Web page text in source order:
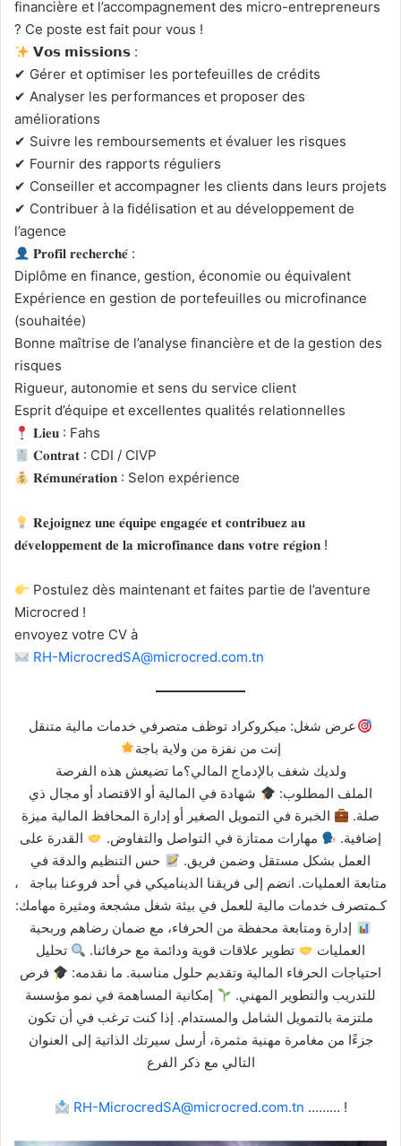
financière et l’accompagnement des micro-entrepreneurs
? Ce poste est fait pour vous !
𝗩𝗼𝘀 𝗺𝗶𝘀𝘀𝗶𝗼𝗻𝘀 :
✔ Gérer et optimiser les portefeuilles de crédits
✔ Analyser les performances et proposer des
améliorations
✔ Suivre les remboursements et évaluer les risques
✔ Fournir des rapports réguliers
✔ Conseiller et accompagner les clients dans leurs projets
✔ Contribuer à la fidélisation et au développement de
l’agence
𝐏𝐫𝐨𝐟𝐢𝐥 𝐫𝐞𝐜𝐡𝐞𝐫𝐜𝐡𝐞́ :
Diplôme en finance, gestion, économie ou équivalent
Expérience en gestion de portefeuilles ou microfinance
(souhaitée)
Bonne maîtrise de l’analyse financière et de la gestion des
risques
Rigueur, autonomie et sens du service client
Esprit d’équipe et excellentes qualités relationnelles
𝐋𝐢𝐞𝐮 : Fahs
𝐂𝐨𝐧𝐭𝐫𝐚𝐭 : CDI / CIVP
𝐑𝐞́𝐦𝐮𝐧𝐞́𝐫𝐚𝐭𝐢𝐨𝐧 : Selon expérience
𝐑𝐞𝐣𝐨𝐢𝐠𝐧𝐞𝐳 𝐮𝐧𝐞 𝐞́𝐪𝐮𝐢𝐩𝐞 𝐞𝐧𝐠𝐚𝐠𝐞́𝐞 𝐞𝐭 𝐜𝐨𝐧𝐭𝐫𝐢𝐛𝐮𝐞𝐳 𝐚𝐮
𝐝𝐞́𝐯𝐞𝐥𝐨𝐩𝐩𝐞𝐦𝐞𝐧𝐭 𝐝𝐞 𝐥𝐚 𝐦𝐢𝐜𝐫𝐨𝐟𝐢𝐧𝐚𝐧𝐜𝐞 𝐝𝐚𝐧𝐬 𝐯𝐨𝐭𝐫𝐞 𝐫𝐞́𝐠𝐢𝐨𝐧 !
Postulez dès maintenant et faites partie de l’aventure
Microcred !
envoyez votre CV à
RH-MicrocredSA@microcred.com.tn
عرض شغل: ميكروكراد توظف متصرفي خدمات مالية متنقل
إنت من نفزة من ولاية باجة
ولديك شغف بالإدماج المالي؟ما تضيعش هذه الفرصة
الملف المطلوب:
شهادة في المالية أو الاقتصاد أو مجال ذي
صلة.
الخبرة في التمويل الصغير أو إدارة المحافظ المالية ميزة
إضافية.
مهارات ممتازة في التواصل والتفاوض.
القدرة على
العمل بشكل مستقل وضمن فريق.
حس التنظيم والدقة في
متابعة العمليات. انضم إلى فريقنا الديناميكي في أحد فروعنا بباجة ،
كـمتصرف خدمات مالية للعمل في بيئة شغل مشجعة ومثيرة مهامك:
إدارة ومتابعة محفظة من الحرفاء، مع ضمان رضاهم وربحية
العمليات
تطوير علاقات قوية ودائمة مع حرفائنا.
تحليل
احتياجات الحرفاء المالية وتقديم حلول مناسبة. ما نقدمه:
فرص
للتدريب والتطوير المهني.
إمكانية المساهمة في نمو مؤسسة
ملتزمة بالتمويل الشامل والمستدام. إذا كنت ترغب في أن تكون
جزءًا من مغامرة مهنية مثمرة، أرسل سيرتك الذاتية إلى العنوان
التالي مع ذكر الفرع
RH-MicrocredSA@microcred.com.tn ……… !